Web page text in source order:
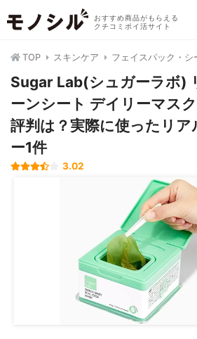
おすすめ商品がもらえる
クチコミポイ活サイト
TOP スキンケア フェイスパック・シ
Sugar Lab(シュガーラボ)
ーンシート デイリーマス
評判は？実際に使ったリア
ー1件
3.02